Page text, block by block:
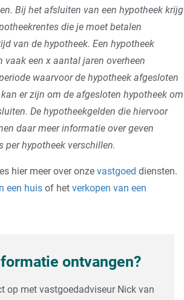
Bij het afsluiten van een hypotheek krijg
die je moet betalen
van de hypotheek. Een hypotheek
vaak een x aantal jaren overheen
waarvoor de hypotheek afgesloten
er zijn om de afgesloten hypotheek om
De hypotheekgelden die hiervoor
daar meer informatie over geven
per hypotheek verschillen.
hier meer over onze vastgoed diensten.
een huis of het verkopen van een
ontvangen?
op met vastgoedadviseur Nick van